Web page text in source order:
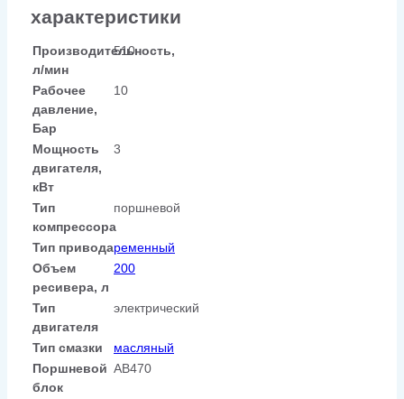
характеристики
Производительность,
л/мин
510
Рабочее
давление,
Бар
10
Мощность
двигателя,
кВт
3
Тип
компрессора
поршневой
Тип приводаременный
Объем
ресивера, л
200
Тип
двигателя
электрический
Тип смазки
масляный
Поршневой
блок
АВ470